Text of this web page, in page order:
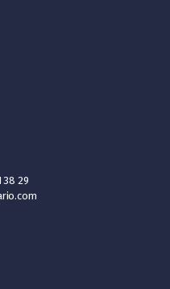
38 29